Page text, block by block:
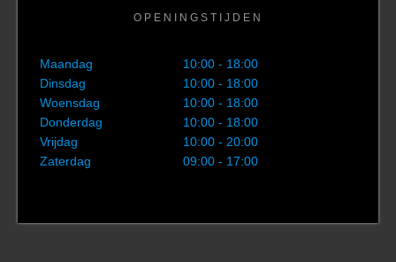
OPENINGSTIJDEN
Maandag
10:00 - 18:00
Dinsdag
10:00 - 18:00
Woensdag
10:00 - 18:00
Donderdag
10:00 - 18:00
Vrijdag
10:00 - 20:00
Zaterdag
09:00 - 17:00